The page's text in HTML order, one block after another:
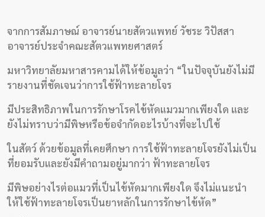
ต์
คลิป
เกี่ยว
กับ
เรา
จากการสัมภาษณ์ อาจารย์นายสัตวแพทย์ วัชระ วิปัสสา
อาจารย์ประจำคณะสัตวแพทยศาสตร์
มหาวิทยาลัยมหาสารคามได้ให้ข้อมูลว่า “ในปัจจุบันยังไม่มี
รายงานที่ชัดเจนว่าการใช้ฟ้าทะลายโจร
มีประสิทธิภาพในการรักษาโรคไข้หัดแมวมากเพียงใด และ
ยังไม่ทราบว่ามีพิษหรือข้อจำกัดอะไรบ้างที่จะไปใช้
ในสัตว์ ด้วยข้อมูลที่เคยศึกษา การใช้ฟ้าทะลายโจรยังไม่เป็น
ที่ยอมรับและยังมีคำถามอยู่มากว่า ฟ้าทะลายโจร
มีพิษอย่างไรต่อแมวที่เป็นไข้หัดมากเพียงใด จึงไม่แนะนำ
ให้ใช้ฟ้าทะลายโจรเป็นยาหลักในการรักษาไข้หัด”